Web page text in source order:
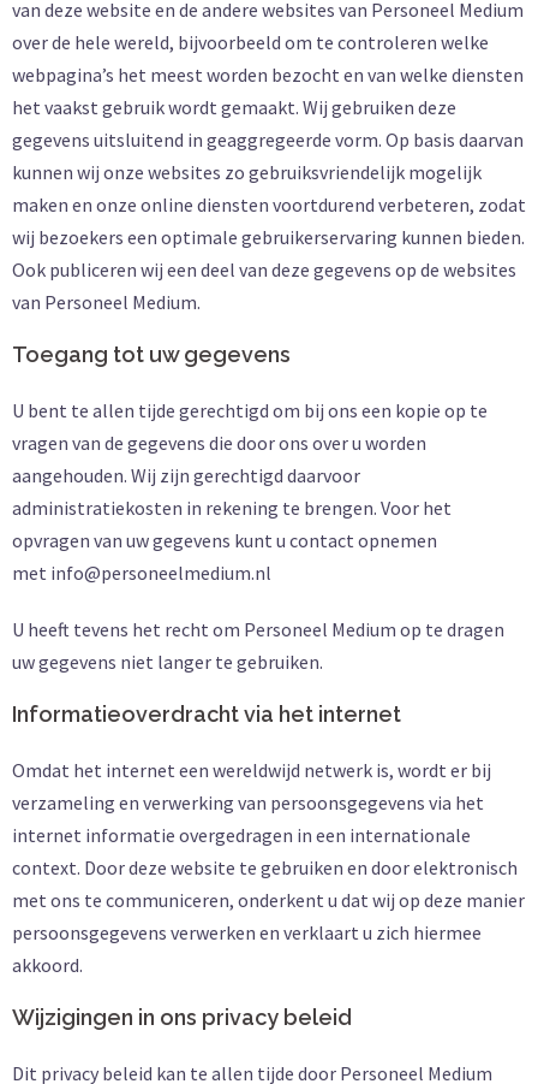
van deze website en de andere websites van Personeel Medium
over de hele wereld, bijvoorbeeld om te controleren welke
webpagina’s het meest worden bezocht en van welke diensten
het vaakst gebruik wordt gemaakt. Wij gebruiken deze
gegevens uitsluitend in geaggregeerde vorm. Op basis daarvan
kunnen wij onze websites zo gebruiksvriendelijk mogelijk
maken en onze online diensten voortdurend verbeteren, zodat
wij bezoekers een optimale gebruikerservaring kunnen bieden.
Ook publiceren wij een deel van deze gegevens op de websites
van Personeel Medium.
Toegang tot uw gegevens
U bent te allen tijde gerechtigd om bij ons een kopie op te
vragen van de gegevens die door ons over u worden
aangehouden. Wij zijn gerechtigd daarvoor
administratiekosten in rekening te brengen. Voor het
opvragen van uw gegevens kunt u contact opnemen
met info@personeelmedium.nl
U heeft tevens het recht om Personeel Medium op te dragen
uw gegevens niet langer te gebruiken.
Informatieoverdracht via het internet
Omdat het internet een wereldwijd netwerk is, wordt er bij
verzameling en verwerking van persoonsgegevens via het
internet informatie overgedragen in een internationale
context. Door deze website te gebruiken en door elektronisch
met ons te communiceren, onderkent u dat wij op deze manier
persoonsgegevens verwerken en verklaart u zich hiermee
akkoord.
Wijzigingen in ons privacy beleid
Dit privacy beleid kan te allen tijde door Personeel Medium